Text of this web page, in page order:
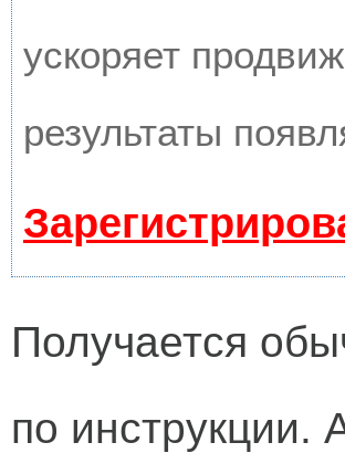
ускоряет
результаты
Получается
по инструкции.